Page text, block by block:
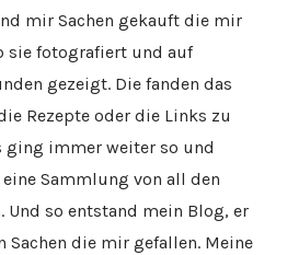
mir Sachen gekauft die mir
sie fotografiert und auf
gezeigt. Die fanden das
Rezepte oder die Links zu
ging immer weiter so und
Sammlung von all den
Und so entstand mein Blog, er
Sachen die mir gefallen. Meine